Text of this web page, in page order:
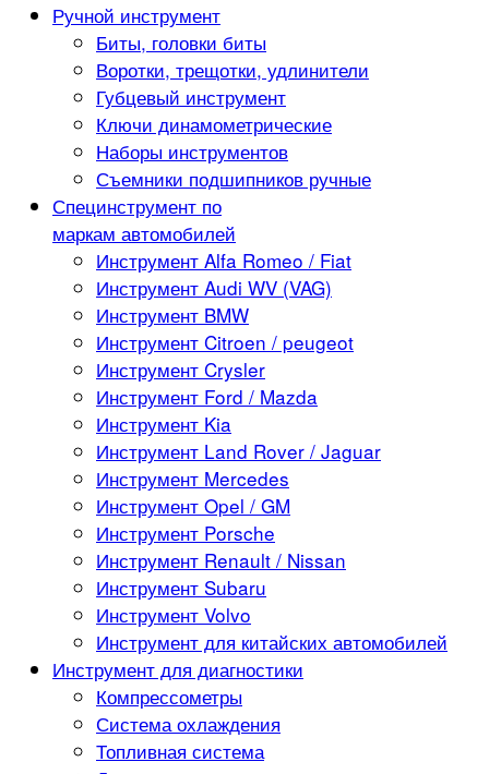
Ручной инструмент
Биты, головки биты
Воротки, трещотки, удлинители
Губцевый инструмент
Ключи динамометрические
Наборы инструментов
Съемники подшипников ручные
Специнструмент по
маркам автомобилей
Инструмент Alfa Romeo / Fiat
Инструмент Audi WV (VAG)
Инструмент BMW
Инструмент Citroen / peugeot
Инструмент Crysler
Инструмент Ford / Mazda
Инструмент Kia
Инструмент Land Rover / Jaguar
Инструмент Mercedes
Инструмент Opel / GM
Инструмент Porsche
Инструмент Renault / Nissan
Инструмент Subaru
Инструмент Volvo
Инструмент для китайских автомобилей
Инструмент для диагностики
Компрессометры
Система охлаждения
Топливная система